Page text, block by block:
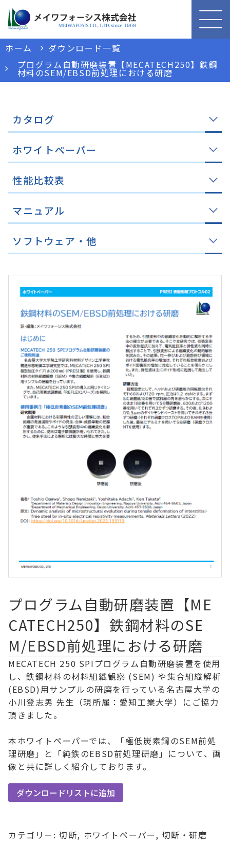
ホーム
ダウンロード一覧
プログラム自動研磨装置【MECATECH250】鉄鋼
材料のSEM/EBSD前処理における研磨
カタログ
ホワイトペーパー
性能比較表
マニュアル
ソフトウェア・他
プログラム自動研磨装置【ME
CATECH250】鉄鋼材料のSE
M/EBSD前処理における研磨
MECATECH 250 SPIプログラム自動研磨装置を使用
し、鉄鋼材料の材料組織観察 (SEM) や集合組織解析
(EBSD)用サンプルの研磨を行っている名古屋大学の
小川登志男 先生（現所属：愛知工業大学）にご協力
頂きました。
本ホワイトペーパーでは、「極低炭素鋼のSEM前処
理研磨」と「純鉄のEBSD前処理研磨」について、画
像と共に詳しく紹介しております。
ダウンロードリストに追加
カテゴリー:切断, ホワイトペーパー, 切断・研磨